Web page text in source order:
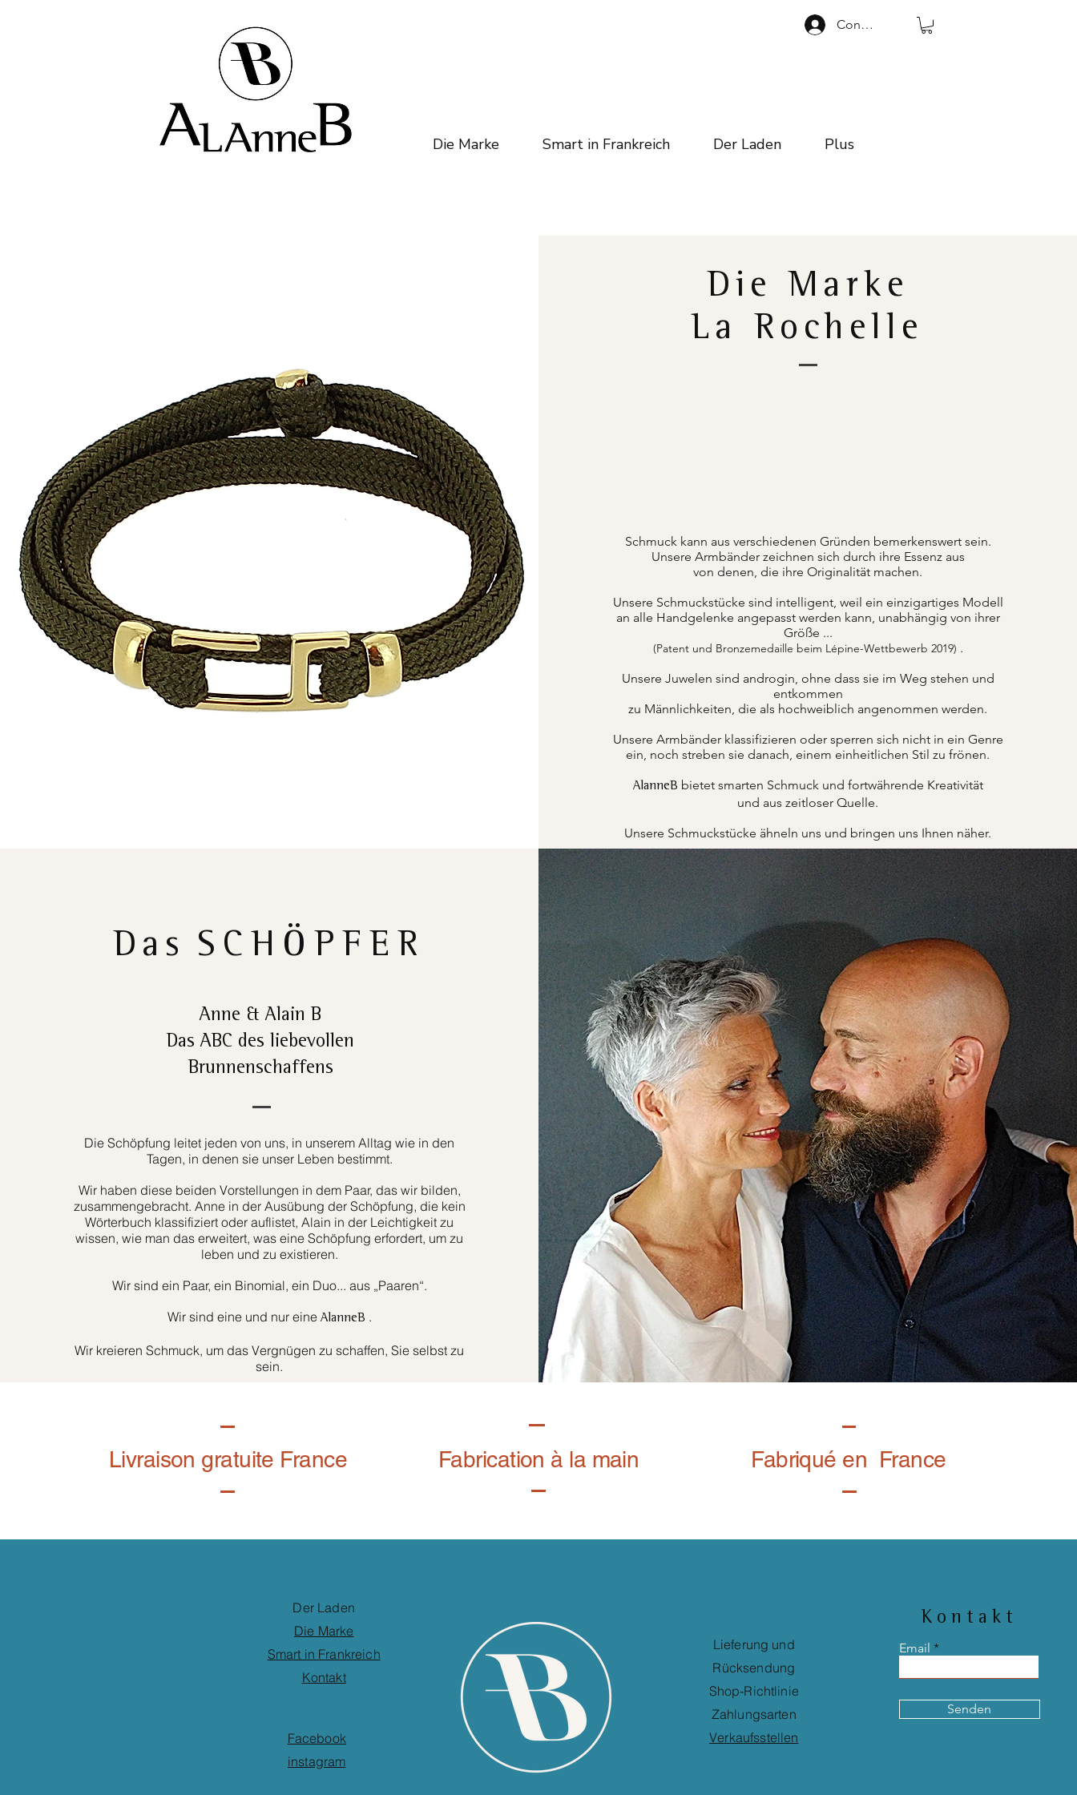
Connexion
Die Marke Smart in Frankreich Der Laden Plus
Die Marke
La Rochelle
Schmuck kann aus verschiedenen Gründen bemerkenswert sein.
Unsere Armbänder zeichnen sich durch ihre Essenz aus
von denen, die ihre Originalität machen.
Unsere Schmuckstücke sind intelligent, weil ein einzigartiges Modell
an alle Handgelenke angepasst werden kann, unabhängig von ihrer
Größe ...
(Patent und Bronzemedaille beim Lépine-Wettbewerb 2019) .
Unsere Juwelen sind androgin, ohne dass sie im Weg stehen und
entkommen
zu Männlichkeiten, die als hochweiblich angenommen werden.
Unsere Armbänder klassifizieren oder sperren sich nicht in ein Genre
ein, noch streben sie danach, einem einheitlichen Stil zu frönen.
AlanneB bietet smarten Schmuck und fortwährende Kreativität
und aus zeitloser Quelle.
Unsere Schmuckstücke ähneln uns und bringen uns Ihnen näher.
Das SCHÖPFER
Anne & Alain B
Das ABC des liebevollen
Brunnenschaffens
Die Schöpfung leitet jeden von uns, in unserem Alltag wie in den
Tagen, in denen sie unser Leben bestimmt.
Wir haben diese beiden Vorstellungen in dem Paar, das wir bilden,
zusammengebracht. Anne in der Ausübung der Schöpfung, die kein
Wörterbuch klassifiziert oder auflistet, Alain in der Leichtigkeit zu
wissen, wie man das erweitert, was eine Schöpfung erfordert, um zu
leben und zu existieren.
Wir sind ein Paar, ein Binomial, ein Duo... aus „Paaren“.
Wir sind eine und nur eine AlanneB .
Wir kreieren Schmuck, um das Vergnügen zu schaffen, Sie selbst zu
sein.
Livraison gratuite France Fabrication à la main Fabriqué en France
Der Laden
Die Marke
Smart in Frankreich
Kontakt
Facebook
instagram
Lieferung und
Rücksendung
Shop-Richtlinie
Zahlungsarten
Verkaufsstellen
Kontakt
Email
Senden